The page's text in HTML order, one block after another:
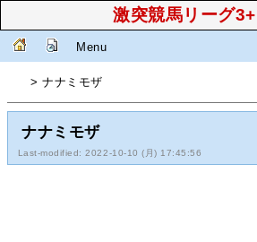
激突競馬リーグ
Menu
> ナナミモザ
ナナミモザ
Last-modified: 2022-10-10 (月) 17:45:56